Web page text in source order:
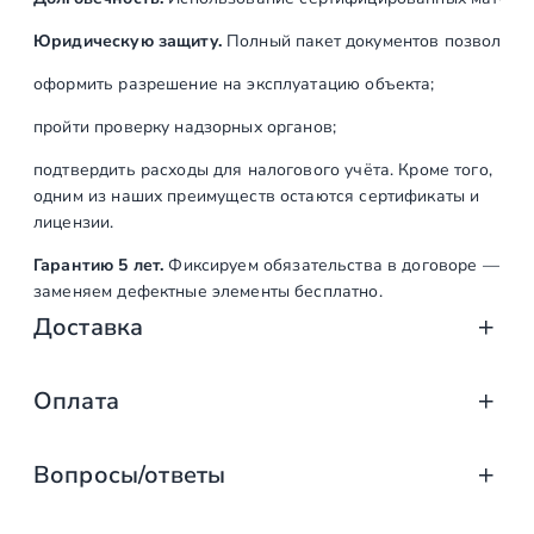
я
Юридическую защиту.Полный пакет документов позволяет:
оформить разрешение на эксплуатацию объекта;
пройти проверку надзорных органов;
подтвердить расходы для налогового учёта. Кроме того,
одним из наших преимуществ остаются сертификаты и
лицензии.
Гарантию 5 лет. Фиксируем обязательства в договоре —
заменяем дефектные элементы бесплатно.
Доставка
Доставка от «СтаирсПром»: аккуратно,
от упаковки на производстве до разгрузки на объекте.
Какие изделия мы доставляем
Оплата
Оплата услуг «СтаирсПром»: удобно,
Вопросы/ответы